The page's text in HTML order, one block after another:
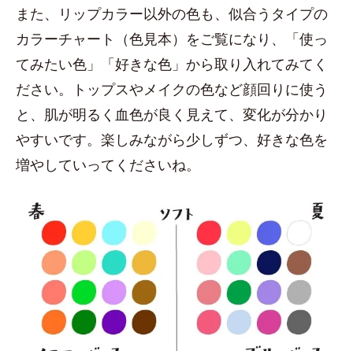
また、リップカラー以外の色も、似合うタイプの
カラーチャート（色見本）をご覧になり、「使っ
てみたい色」「好きな色」から取り入れてみてく
ださい。トップスやメイクの色など顔回りに使う
と、肌が明るく血色が良く見えて、変化が分かり
やすいです。楽しみながら少しずつ、好きな色を
増やしていってくださいね。